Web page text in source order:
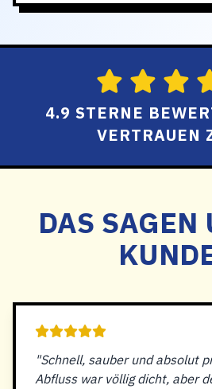
4.9 STERNE
VERTRAUEN
DAS SAGEN
"Schnell, sauber und absolut
Abfluss war völlig dicht, aber